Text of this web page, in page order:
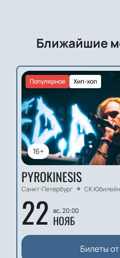
Ближайшие
16+
Хип-хоп
Популярное
PYROKINESIS
Санкт-Петербург СК
22 вс, 20:00
НОЯБ
Билеты от